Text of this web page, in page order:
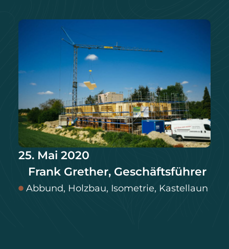
25. Mai 2020
Frank Grether, Geschäftsführer
Abbund, Holzbau, Isometrie, Kastellaun